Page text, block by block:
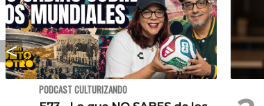
PODCAST CULTURIZANDO